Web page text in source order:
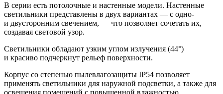
В серии есть потолочные и настенные модели. Настенные
светильники представлены в двух вариантах — с одно-
и двусторонним свечением, — что позволяет сочетать их,
создавая световой узор.
Светильники обладают узким углом излучения (44°)
и красиво подчеркнут рельеф поверхности.
Корпус со степенью пылевлагозащиты IP54 позволяет
применять светильники для наружной подсветки, а также для
освещения помещений с повышенной влажностью.